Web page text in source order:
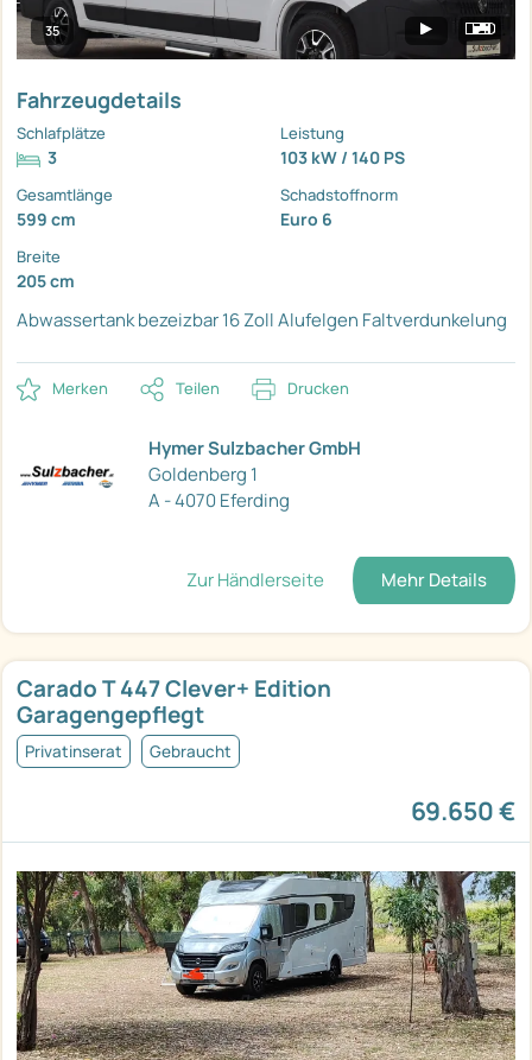
35
Fahrzeugdetails
Schlafplätze
3
Leistung
103 kW / 140 PS
Gesamtlänge
599 cm
Schadstoffnorm
Euro 6
Breite
205 cm
Abwassertank bezeizbar16 Zoll Alufelgen Faltverdunkelung
Merken Teilen Drucken
Hymer Sulzbacher GmbH
Goldenberg 1
A - 4070 Eferding
Zur Händlerseite Mehr Details
Carado T 447 Clever+ Edition
Garagengepflegt
Privatinserat Gebraucht
69.650 €